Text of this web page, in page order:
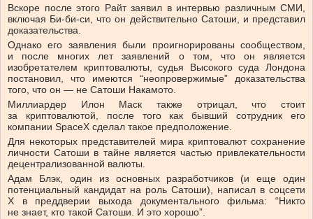
Вскоре после этого Райт заявил в интервью различным СМИ,
включая Би-би-си, что он действительно Сатоши, и представил
доказательства.
Однако его заявления были проигнорированы сообществом,
и после многих лет заявлений о том, что он является
изобретателем криптовалюты, судья Высокого суда Лондона
постановил, что имеются “неопровержимые” доказательства
того, что он — не Сатоши Накамото.
Миллиардер Илон Маск также отрицал, что стоит
за криптовалютой, после того как бывший сотрудник его
компании SpaceX сделал такое предположение.
Для некоторых представителей мира криптовалют сохранение
личности Сатоши в тайне является частью привлекательности
децентрализованной валюты.
Адам Блэк, один из основных разработчиков (и еще один
потенциальный кандидат на роль Сатоши), написал в соцсети
X в преддверии выхода документального фильма: “Никто
не знает, кто такой Сатоши. И это хорошо”.